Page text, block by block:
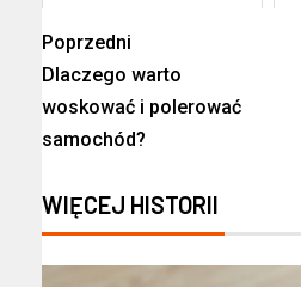
Poprzedni
Dlaczego warto
woskować i polerować
samochód?
WIĘCEJ HISTORII